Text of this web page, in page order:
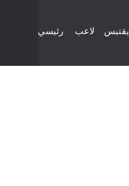
رئيسي لاعب يقتبس